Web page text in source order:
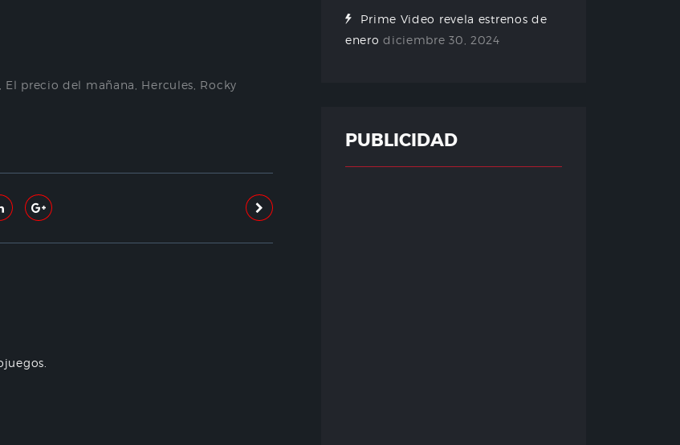
El precio del mañana Hercules Rocky
Prime Video revela estrenos de
enero diciembre 30, 2024
PUBLICIDAD